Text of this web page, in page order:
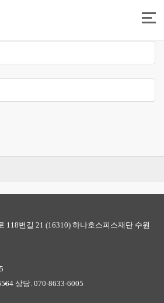
118번길 21 (16310) 하나호스피스재단 수원
상담. 070-8633-6005